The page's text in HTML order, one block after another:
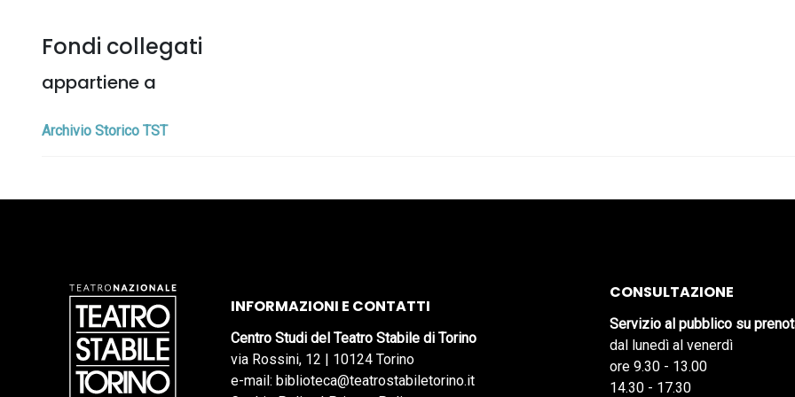
Fondi collegati
appartiene a
Archivio Storico TST
INFORMAZIONI E CONTATTI
Centro Studi del Teatro Stabile di Torino
via Rossini, 12 | 10124 Torino
e-mail: biblioteca@teatrostabiletorino.it
CONSULTAZIONE
Servizio al pubblico su
dal lunedì al venerdì
ore 9.30 - 13.00
14.30 - 17.30